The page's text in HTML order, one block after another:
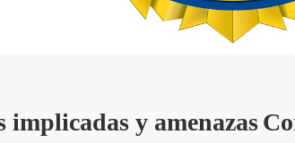
implicadas y amenazas